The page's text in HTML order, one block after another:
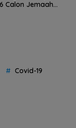
Calon Jemaah
Covid-19